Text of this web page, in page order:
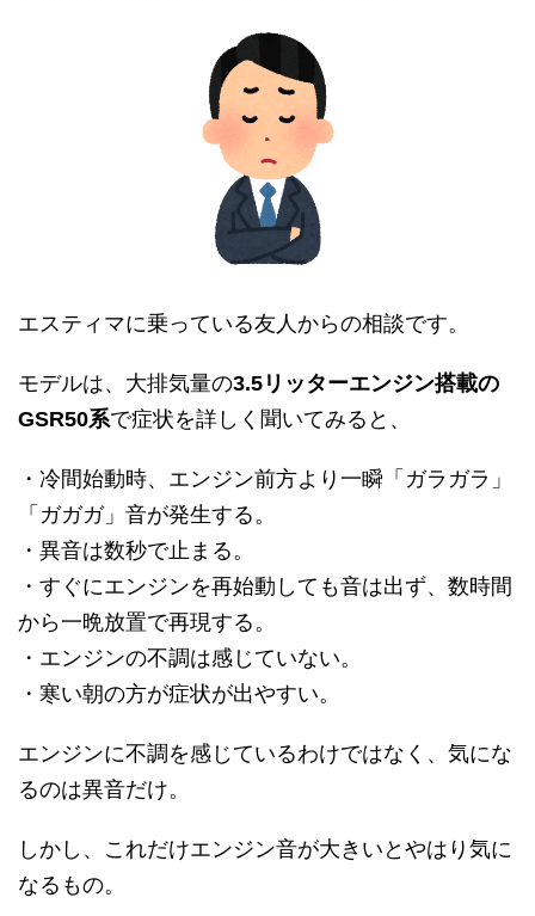
エスティマに乗っている友人からの相談です。
モデルは、大排気量の3.5リッターエンジン搭載の
GSR50系で症状を詳しく聞いてみると、
・冷間始動時、エンジン前方より一瞬「ガラガラ」
「ガガガ」音が発生する。
・異音は数秒で止まる。
・すぐにエンジンを再始動しても音は出ず、数時間
から一晩放置で再現する。
・エンジンの不調は感じていない。
・寒い朝の方が症状が出やすい。
エンジンに不調を感じているわけではなく、気にな
るのは異音だけ。
しかし、これだけエンジン音が大きいとやはり気に
なるもの。